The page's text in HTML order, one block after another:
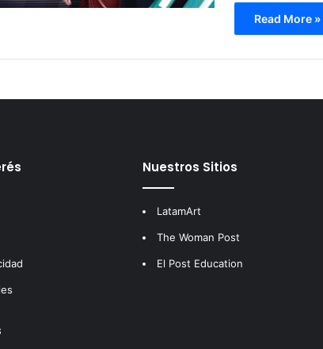
Read More »
Nuestros Sitios
LatamArt
The Woman Post
El Post Education